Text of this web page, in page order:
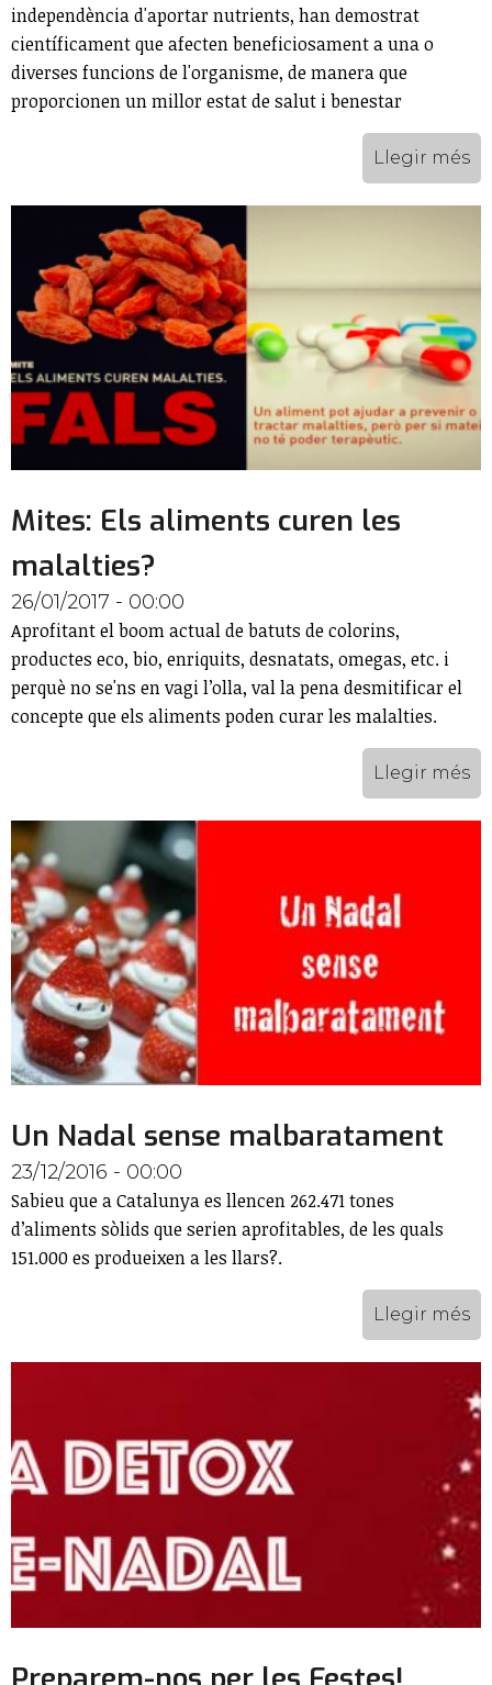
independència d'aportar nutrients, han demostrat
científicament que afecten beneficiosament a una o
diverses funcions de l'organisme, de manera que
proporcionen un millor estat de salut i benestar
Llegir més
Mites: Els aliments curen les
malalties?
26/01/2017 - 00:00
Aprofitant el boom actual de batuts de colorins,
productes eco, bio, enriquits, desnatats, omegas, etc. i
perquè no se'ns en vagi l’olla, val la pena desmitificar el
concepte que els aliments poden curar les malalties.
Llegir més
Un Nadal sense malbaratament
23/12/2016 - 00:00
Sabieu que a Catalunya es llencen 262.471 tones
d’aliments sòlids que serien aprofitables, de les quals
151.000 es produeixen a les llars?.
Llegir més